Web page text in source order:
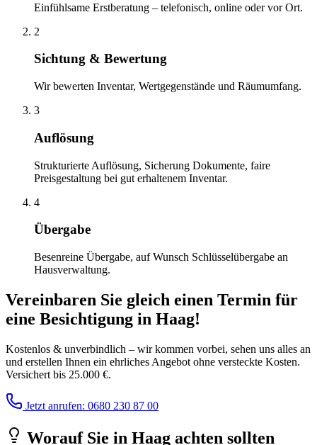
Einfühlsame Erstberatung – telefonisch, online oder vor Ort.
2
Sichtung & Bewertung
Wir bewerten Inventar, Wertgegenstände und Räumumfang.
3
Auflösung
Strukturierte Auflösung, Sicherung Dokumente, faire
Preisgestaltung bei gut erhaltenem Inventar.
4
Übergabe
Besenreine Übergabe, auf Wunsch Schlüsselübergabe an
Hausverwaltung.
Vereinbaren Sie gleich einen Termin für
eine Besichtigung in Haag!
Kostenlos & unverbindlich – wir kommen vorbei, sehen uns alles an
und erstellen Ihnen ein ehrliches Angebot ohne versteckte Kosten.
Versichert bis 25.000 €.
Jetzt anrufen: 0680 230 87 00
Worauf Sie in Haag achten sollten